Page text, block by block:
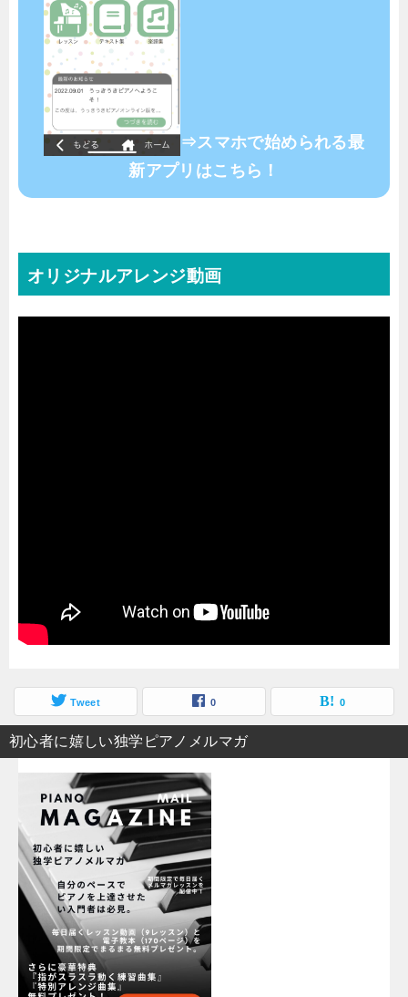
⇒スマホで始められる最
新アプリはこちら！
オリジナルアレンジ動画
Tweet 0 0
初心者に嬉しい独学ピアノメルマガ